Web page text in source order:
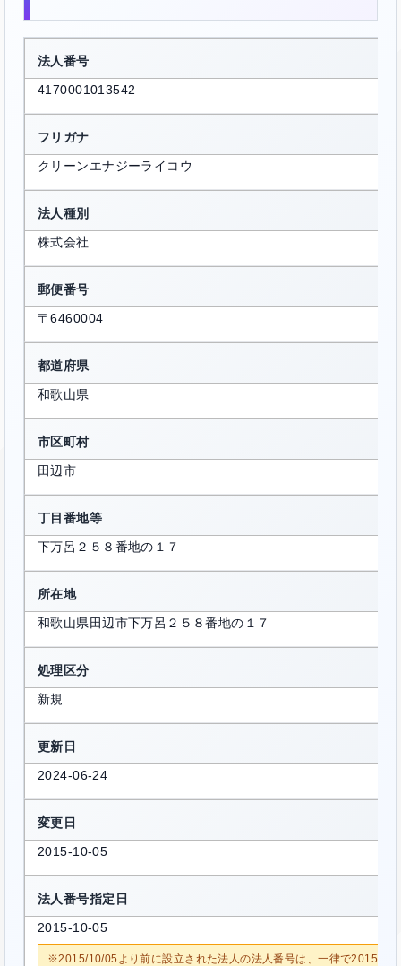
法人番号
4170001013542
フリガナ
クリーンエナジーライコウ
法人種別
株式会社
郵便番号
〒6460004
都道府県
和歌山県
市区町村
田辺市
丁目番地等
下万呂２５８番地の１７
所在地
和歌山県田辺市下万呂２５８番地の１７
処理区分
新規
更新日
2024-06-24
変更日
2015-10-05
法人番号指定日
2015-10-05
※2015/10/05より前に設立された法人の法人番号は、一律で2015/10/